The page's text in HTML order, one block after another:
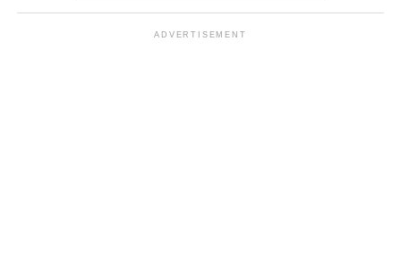
ADVERTISEMENT